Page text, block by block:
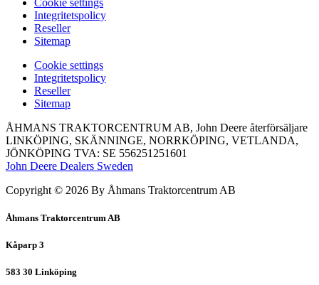
Integritetspolicy
Reseller
Sitemap
Сookie settings
Integritetspolicy
Reseller
Sitemap
ÅHMANS TRAKTORCENTRUM AB, John Deere återförsäljare
LINKÖPING, SKÄNNINGE, NORRKÖPING, VETLANDA,
JÖNKÖPING TVA: SE 556251251601
John Deere Dealers Sweden
Copyright © 2026 By Åhmans Traktorcentrum AB
Åhmans Traktorcentrum AB
Kåparp 3
583 30 Linköping